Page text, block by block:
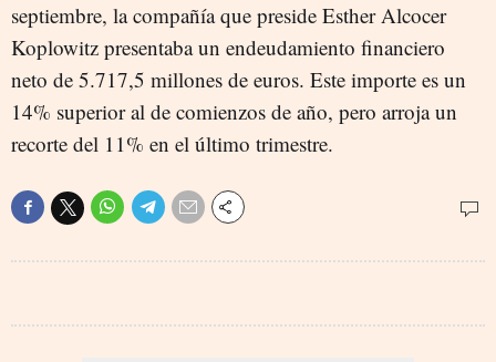
septiembre, la compañía que preside Esther Alcocer
Koplowitz presentaba un endeudamiento financiero
neto de 5.717,5 millones de euros. Este importe es un
14% superior al de comienzos de año, pero arroja un
recorte del 11% en el último trimestre.